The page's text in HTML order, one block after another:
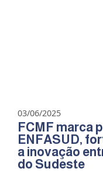
03/06/2025
FCMF marca
ENFASUD,
a inovação
do Sudeste